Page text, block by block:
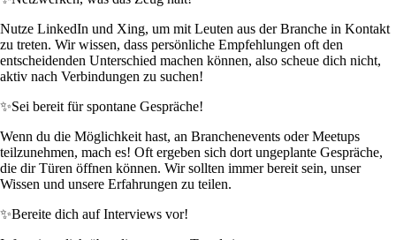
Nutze LinkedIn und Xing, um mit Leuten aus der Branche in Kontakt
zu treten. Wir wissen, dass persönliche Empfehlungen oft den
entscheidenden Unterschied machen können, also scheue dich nicht,
aktiv nach Verbindungen zu suchen!
✨Sei bereit für spontane Gespräche!
Wenn du die Möglichkeit hast, an Branchenevents oder Meetups
teilzunehmen, mach es! Oft ergeben sich dort ungeplante Gespräche,
die dir Türen öffnen können. Wir sollten immer bereit sein, unser
Wissen und unsere Erfahrungen zu teilen.
✨Bereite dich auf Interviews vor!